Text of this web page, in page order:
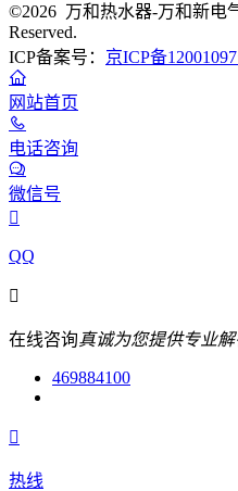
©2026 万和热水器-万和新电
Reserved.
ICP备案号： 京ICP备
网站首页
电话咨询
微信号

QQ

在线咨询真诚为您提供专业
469884100

热线